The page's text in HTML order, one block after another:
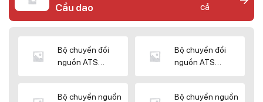
Cầu dao
cả
Bộ chuyển đổi
nguồn ATS
Bộ chuyển đổi
nguồn ATS
Bộ chuyển nguồn
Bộ chuyển nguồn